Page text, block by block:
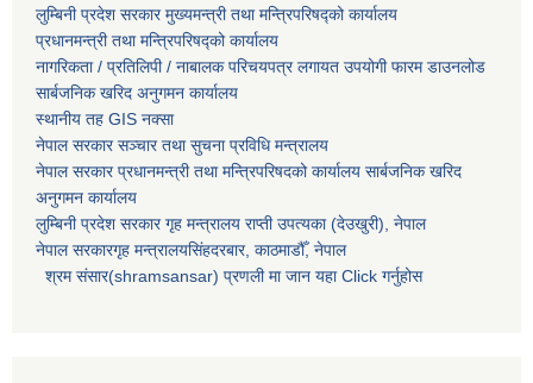
लुम्बिनी प्रदेश सरकार मुख्यमन्त्री तथा मन्त्रिपरिषद्को कार्यालय
प्रधानमन्त्री तथा मन्त्रिपरिषद्को कार्यालय
नागरिकता / प्रतिलिपी / नाबालक परिचयपत्र लगायत उपयोगी फारम डाउनलोड
सार्बजनिक खरिद अनुगमन कार्यालय
स्थानीय तह GIS नक्सा
नेपाल सरकारसञ्चार तथा सुचना प्रविधि मन्त्रालय
नेपाल सरकार प्रधानमन्त्री तथा मन्त्रिपरिषदको कार्यालय सार्बजनिक खरिद
अनुगमन कार्यालय
लुम्बिनी प्रदेश सरकार गृह मन्त्रालय राप्ती उपत्यका (देउखुरी), नेपाल
नेपाल सरकारगृह मन्त्रालयसिंहदरबार, काठमाडौँ, नेपाल
श्रम संसार(shramsansar) प्रणली मा जान यहा Click गर्नुहोस